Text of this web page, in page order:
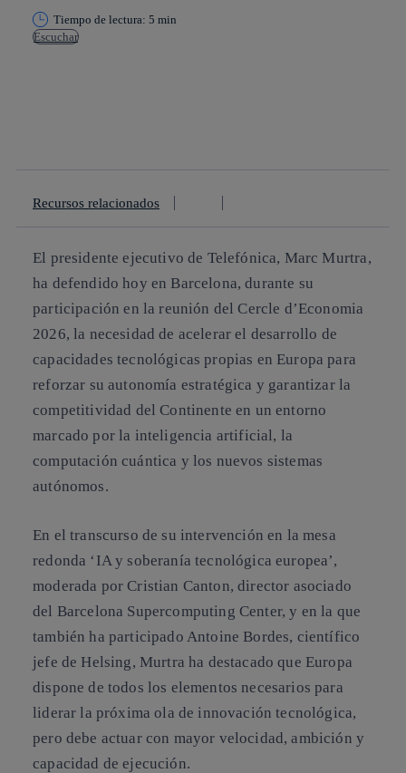
Tiempo de lectura: 5 min
Escuchar
Recursos relacionados
El presidente ejecutivo de Telefónica, Marc Murtra,
ha defendido hoy en Barcelona, durante su
participación en la reunión del Cercle d’Economia
2026, la necesidad de acelerar el desarrollo de
capacidades tecnológicas propias en Europa para
reforzar su autonomía estratégica y garantizar la
competitividad del Continente en un entorno
marcado por la inteligencia artificial, la
computación cuántica y los nuevos sistemas
autónomos.
En el transcurso de su intervención en la mesa
redonda ‘IA y soberanía tecnológica europea’,
moderada por Cristian Canton, director asociado
del Barcelona Supercomputing Center, y en la que
también ha participado Antoine Bordes, científico
jefe de Helsing, Murtra ha destacado que Europa
dispone de todos los elementos necesarios para
liderar la próxima ola de innovación tecnológica,
pero debe actuar con mayor velocidad, ambición y
capacidad de ejecución.